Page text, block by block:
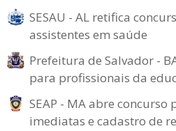
SESAU - AL retifica
assistentes em saúde
Prefeitura de Salvador -
para profissionais da
SEAP - MA abre concurso
imediatas e cadastro de